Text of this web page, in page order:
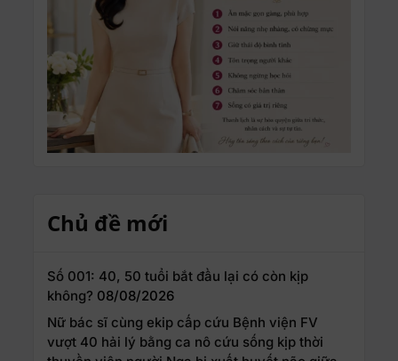
Chủ đề mới
Số 001: 40, 50 tuổi bắt đầu lại có còn kịp
không? 08/08/2026
Nữ bác sĩ cùng ekip cấp cứu Bệnh viện FV
vượt 40 hải lý bằng ca nô cứu sống kịp thời